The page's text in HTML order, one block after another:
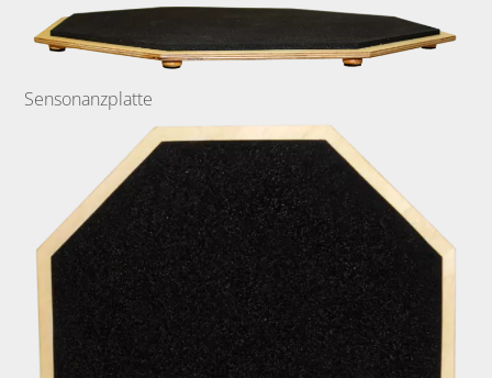
Sensonanzplatte